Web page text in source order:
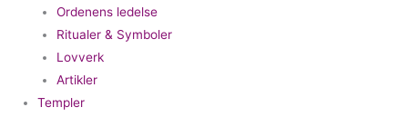
Ordenens ledelse
Ritualer & Symboler
Lovverk
Artikler
Templer